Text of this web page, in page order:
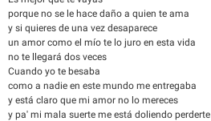
porque no se le hace daño a quien te ama
y si quieres de una vez desaparece
un amor como el mío te lo juro en esta vida
no te llegará dos veces
Cuando yo te besaba
como a nadie en este mundo me entregaba
y está claro que mi amor no lo mereces
y pa' mi mala suerte me está doliendo perderte